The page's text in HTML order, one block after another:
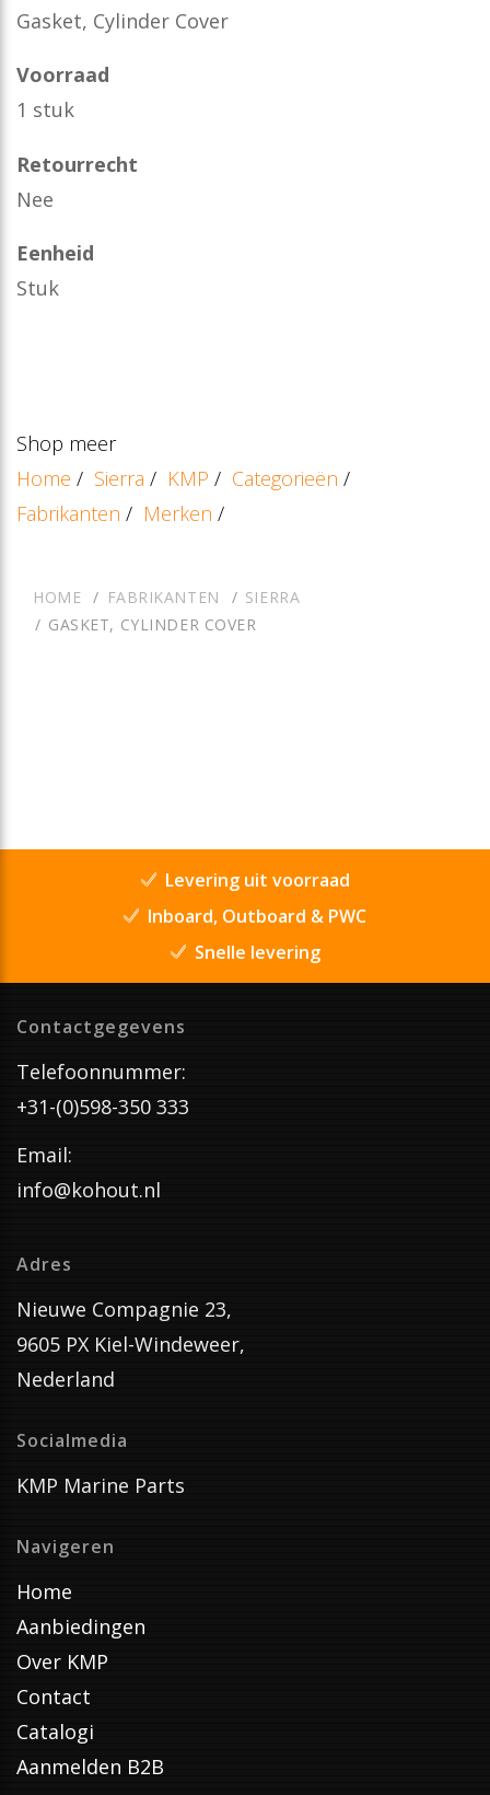
Gasket, Cylinder Cover
Voorraad
1 stuk
Retourrecht
Nee
Eenheid
Stuk
Shop meer
Home / Sierra / KMP / Categorieën /
Fabrikanten / Merken /
HOME FABRIKANTEN
SIERRA
GASKET, CYLINDER COVER
Levering uit voorraad
Inboard, Outboard & PWC
Snelle levering
Contactgegevens
Telefoonnummer:
+31-(0)598-350 333
Email:
info@kohout.nl
Adres
Nieuwe Compagnie 23,
9605 PX Kiel-Windeweer,
Nederland
Socialmedia
KMP Marine Parts
Navigeren
Home
Aanbiedingen
Over KMP
Contact
Catalogi
Aanmelden B2B